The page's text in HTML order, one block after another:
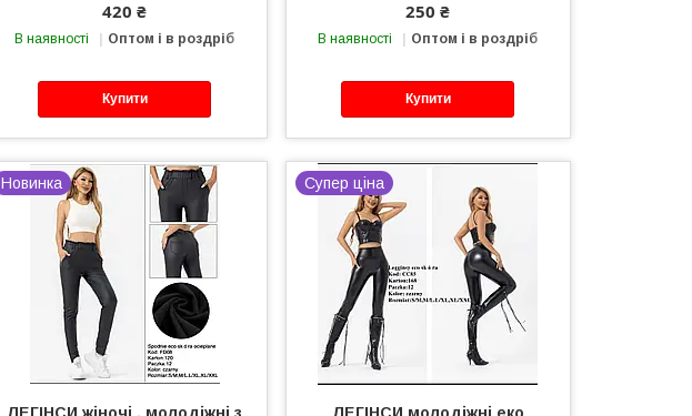
420 ₴
В наявності Оптом і в роздріб
Купити
250 ₴
В наявності Оптом і в роздріб
Купити
Новинка
ЛЕГІНСИ жіночі , молодіжні з
Супер ціна
ЛЕГІНСИ молодіжні еко